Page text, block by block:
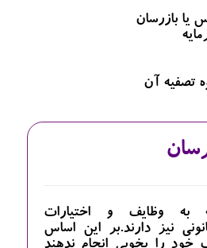
به وظایف و اختیارات
نیز دارند.بر این اساس